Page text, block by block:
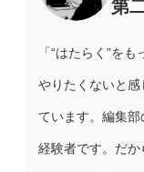
第
「“はたらく”を
やりたくないと
ています。編集
経験者です。だ